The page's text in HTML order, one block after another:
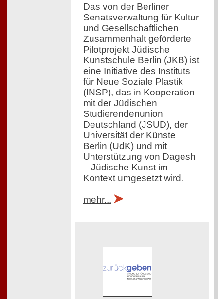
Das von der Berliner
Senatsverwaltung für Kultur
und Gesellschaftlichen
Zusammenhalt geförderte
Pilotprojekt Jüdische
Kunstschule Berlin (JKB) ist
eine Initiative des Instituts
für Neue Soziale Plastik
(INSP), das in Kooperation
mit der Jüdischen
Studierendenunion
Deutschland (JSUD), der
Universität der Künste
Berlin (UdK) und mit
Unterstützung von Dagesh
– Jüdische Kunst im
Kontext umgesetzt wird.
mehr...